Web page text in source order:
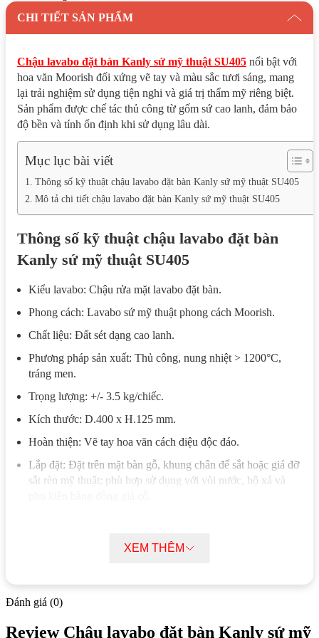
CHI TIẾT SẢN PHẨM
Chậu lavabo đặt bàn Kanly sứ mỹ thuật SU405 nổi bật với
hoa văn Moorish đối xứng vẽ tay và màu sắc tươi sáng, mang
lại trải nghiệm sử dụng tiện nghi và giá trị thẩm mỹ riêng biệt.
Sản phẩm được chế tác thủ công từ gốm sứ cao lanh, đảm bảo
độ bền và tính ổn định khi sử dụng lâu dài.
Mục lục bài viết
Thông số kỹ thuật chậu lavabo đặt bàn Kanly sứ mỹ thuật SU405
Mô tả chi tiết chậu lavabo đặt bàn Kanly sứ mỹ thuật SU405
Thông số kỹ thuật chậu lavabo đặt bàn
Kanly sứ mỹ thuật SU405
Kiểu lavabo: Chậu rửa mặt lavabo đặt bàn.
Phong cách: Lavabo sứ mỹ thuật phong cách Moorish.
Chất liệu: Đất sét dạng cao lanh.
Phương pháp sản xuất: Thủ công, nung nhiệt > 1200°C,
tráng men.
Trọng lượng: +/- 3.5 kg/chiếc.
Kích thước: D.400 x H.125 mm.
Hoàn thiện: Vẽ tay hoa văn cách điệu độc đáo.
Lắp đặt: Đặt trên mặt bàn gỗ, khung chân đế sắt hoặc giá đỡ
sắt rèn mỹ thuật; phù hợp sử dụng với vòi nước, bộ xả và
sứ mỹ thuật SU405
giúp tạo bố cục cân đối và tăng hiệu quả thẩm mỹ khi lắp
XEM THÊM
Đánh giá (0)
Review Chậu lavabo đặt bàn Kanly sứ mỹ